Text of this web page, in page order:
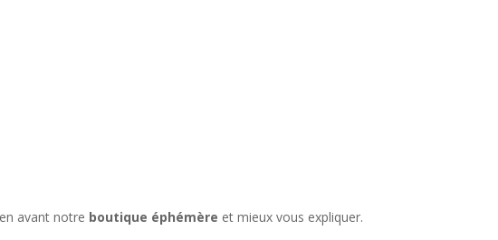
avant notre boutique éphémère et mieux vous expliquer.